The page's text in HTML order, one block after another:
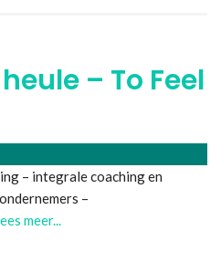
– To Feel
– integrale coaching en
–
meer...